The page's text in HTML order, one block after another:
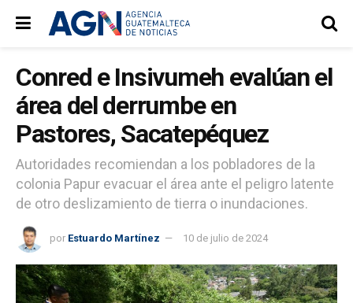
Conred e Insivumeh evalúan el
área del derrumbe en
Pastores, Sacatepéquez
Autoridades recomiendan a los pobladores de la
colonia Papur evacuar el área ante el peligro latente
de otro deslizamiento de tierra o inundaciones.
por Estuardo Martínez 10 de julio de 2024